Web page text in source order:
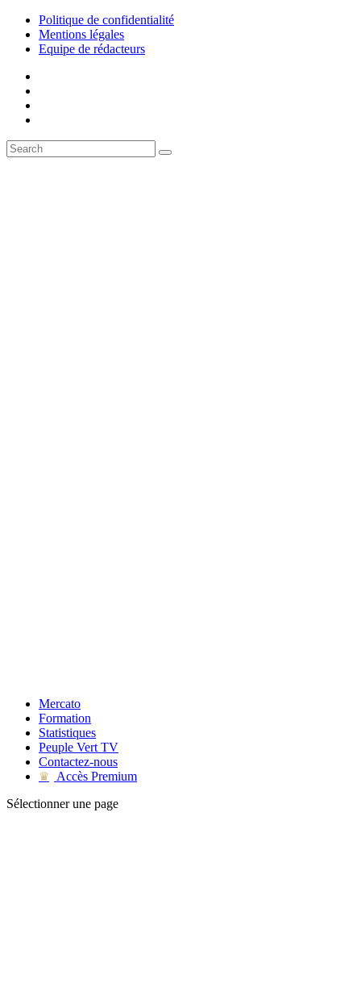
Politique de confidentialité
Mentions légales
Equipe de rédacteurs
Mercato
Formation
Statistiques
Peuple Vert TV
Contactez-nous
♛
Accès Premium
Sélectionner une page